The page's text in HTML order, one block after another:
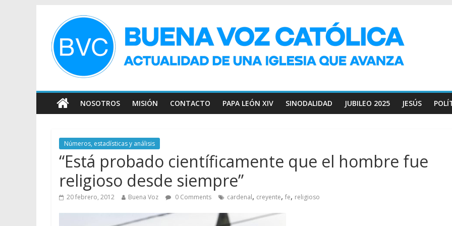
NOSOTROS MISIÓN CONTACTO PAPA LEÓN XIV SINODALIDAD JUBILEO 2025 JESÚS
Números, estadísticas y análisis
“Está probado científicamente que el hombre fue
religioso desde siempre”
20 febrero, 2012 Buena Voz 0 Comments cardenal, creyente, fe, religioso